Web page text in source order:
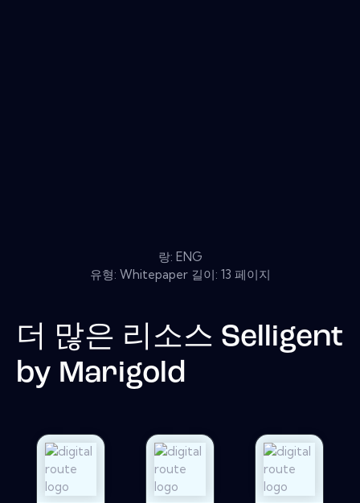
랑: ENG
유형: Whitepaper 길이: 13 페이지
더 많은 리소스 Selligent
by Marigold